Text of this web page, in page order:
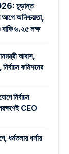
চূড়ান্ত
আগে অনিশ্চয়তা,
৬.২৫ লক্ষ
আবাস,
কমিশনের
নির্বাচন
CEO
ধর্মতলায় ধর্নায়